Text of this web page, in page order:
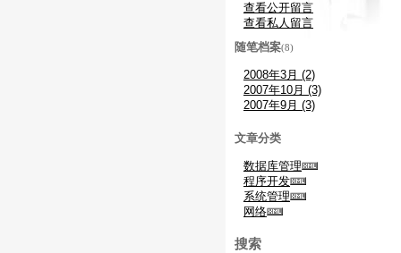
查看公开留言
查看私人留言
随笔档案(8)
2008年3月 (2)
2007年10月 (3)
2007年9月 (3)
文章分类
数据库管理
程序开发
系统管理
网络
搜索